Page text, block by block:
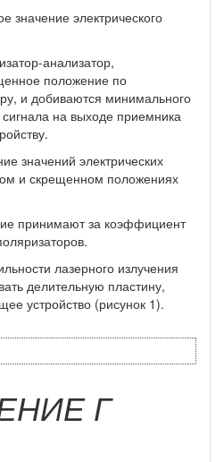
значение электрического
анализатор,
положение по
и добиваются минимального
сигнала на выходе приемника
значений электрических
и скрещенном положениях
принимают за коэффициент
лазерного излучения
делительную пластину,
устройство (рисунок 1).
Г